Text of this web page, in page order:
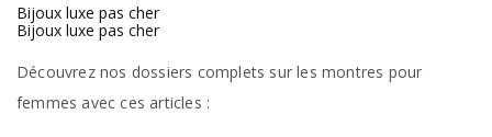
Bijoux luxe pas cher
Bijoux luxe pas cher
Découvrez nos dossiers complets sur les montres pour
femmes avec ces articles :